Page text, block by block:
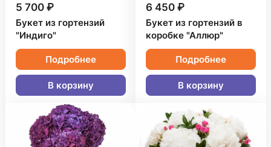
5 700 ₽
Букет из гортензий
"Индиго"
Подробнее
В корзину
6 450 ₽
Букет из гортензий в
коробке "Аллюр"
Подробнее
В корзину